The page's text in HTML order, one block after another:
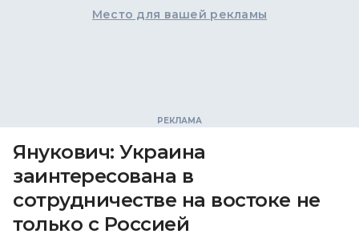
Место для вашей рекламы
Янукович: Украина
заинтересована в
сотрудничестве на востоке не
только с Россией